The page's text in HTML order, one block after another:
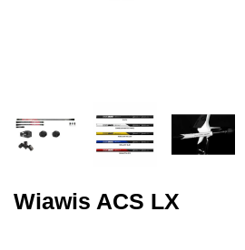
Wiawis ACS LX